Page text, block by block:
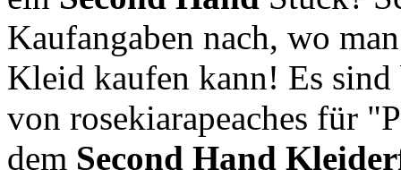
Kaufangaben nach, wo
Kleid kaufen kann! Es sind
von rosekiarapeaches für
dem Second Hand